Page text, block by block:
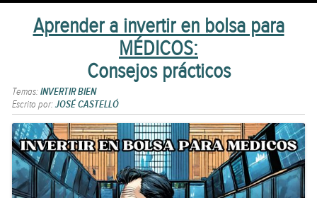
Skip to content
Aprender a invertir en bolsa para
MÉDICOS:
Consejos prácticos
Temas:INVERTIR BIEN
Escrito por:JOSÉ CASTELLÓ